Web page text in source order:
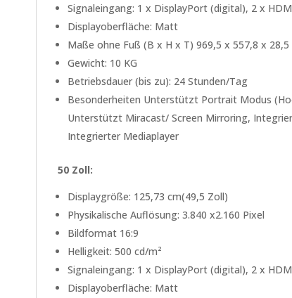
Signaleingang: 1 x DisplayPort (digital), 2 x
Displayoberfläche: Matt
Maße ohne Fuß (B x H x T) 969,5 x 557,8 x 28,5
Gewicht: 10 KG
Betriebsdauer (bis zu): 24 Stunden/Tag
Besonderheiten Unterstützt Portrait Modus
Unterstützt Miracast/ Screen Mirroring,
Integrierter Mediaplayer
50 Zoll:
Displaygröße: 125,73 cm(49,5 Zoll)
Physikalische Auflösung: 3.840 x2.160 Pixel
Bildformat 16:9
Helligkeit: 500 cd/m²
Signaleingang: 1 x DisplayPort (digital), 2 x
Displayoberfläche: Matt